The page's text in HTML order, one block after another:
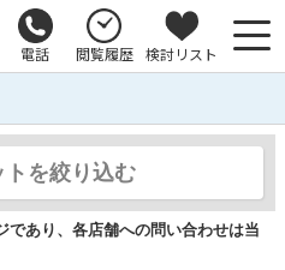
電話 閲覧履歴 検討リスト
トを絞り込む
あり、各店舗への問い合わせは当